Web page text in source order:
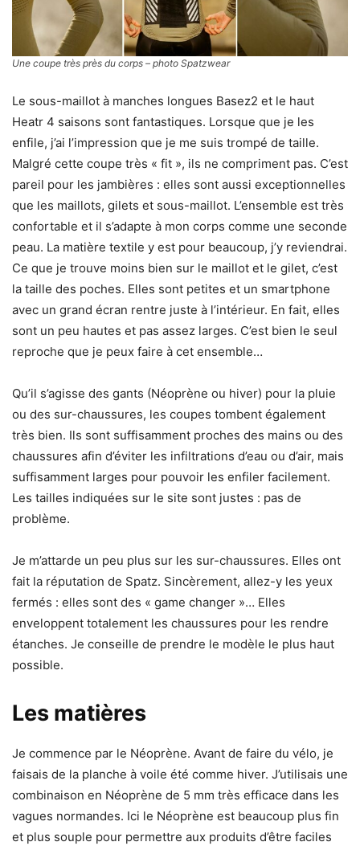
Une coupe très près du corps – photo Spatzwear
Le sous-maillot à manches longues Basez2 et le haut
Heatr 4 saisons sont fantastiques. Lorsque que je les
enfile, j’ai l’impression que je me suis trompé de taille.
Malgré cette coupe très « fit », ils ne compriment pas. C’est
pareil pour les jambières : elles sont aussi exceptionnelles
que les maillots, gilets et sous-maillot. L’ensemble est très
confortable et il s’adapte à mon corps comme une seconde
peau. La matière textile y est pour beaucoup, j’y reviendrai.
Ce que je trouve moins bien sur le maillot et le gilet, c’est
la taille des poches. Elles sont petites et un smartphone
avec un grand écran rentre juste à l’intérieur. En fait, elles
sont un peu hautes et pas assez larges. C’est bien le seul
reproche que je peux faire à cet ensemble…
Qu’il s’agisse des gants (Néoprène ou hiver) pour la pluie
ou des sur-chaussures, les coupes tombent également
très bien. Ils sont suffisamment proches des mains ou des
chaussures afin d’éviter les infiltrations d’eau ou d’air, mais
suffisamment larges pour pouvoir les enfiler facilement.
Les tailles indiquées sur le site sont justes : pas de
problème.
Je m’attarde un peu plus sur les sur-chaussures. Elles ont
fait la réputation de Spatz. Sincèrement, allez-y les yeux
fermés : elles sont des « game changer »… Elles
enveloppent totalement les chaussures pour les rendre
étanches. Je conseille de prendre le modèle le plus haut
possible.
Les matières
Je commence par le Néoprène. Avant de faire du vélo, je
faisais de la planche à voile été comme hiver. J’utilisais une
combinaison en Néoprène de 5 mm très efficace dans les
vagues normandes. Ici le Néoprène est beaucoup plus fin
et plus souple pour permettre aux produits d’être faciles